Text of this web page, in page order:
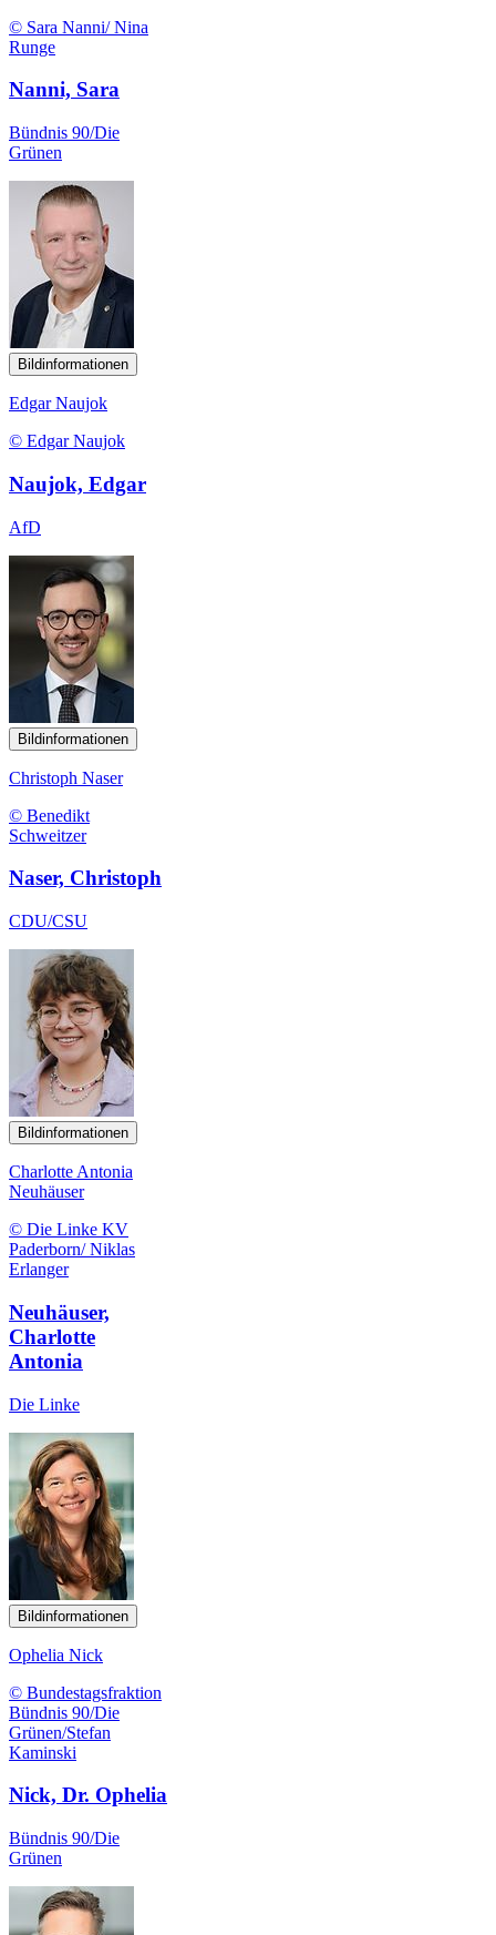
© Sara Nanni/ Nina
Runge
Nanni, Sara
Bündnis 90/Die
Grünen
Bildinformationen
Edgar Naujok
© Edgar Naujok
Naujok, Edgar
AfD
Bildinformationen
Christoph Naser
© Benedikt
Schweitzer
Naser, Christoph
CDU/CSU
Bildinformationen
Charlotte Antonia
Neuhäuser
© Die Linke KV
Paderborn/ Niklas
Erlanger
Neuhäuser,
Charlotte
Antonia
Die Linke
Bildinformationen
Ophelia Nick
© Bundestagsfraktion
Bündnis 90/Die
Grünen/Stefan
Kaminski
Nick, Dr. Ophelia
Bündnis 90/Die
Grünen